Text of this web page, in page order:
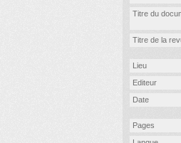
Titre du
Titre de la
Lieu
Editeur
Date
Pages